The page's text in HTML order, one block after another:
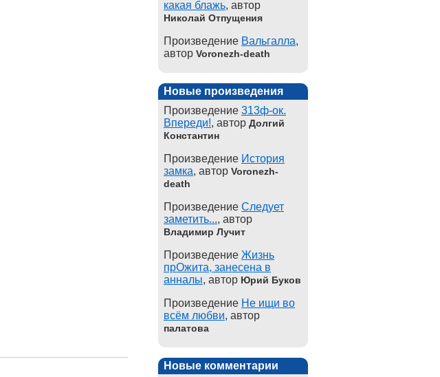
какая блажь, автор
Николай Отпущения
Произведение Вальгалла,
автор Voronezh-death
Новые произведения
Произведение 313ф-ок.
Впереди!, автор Долгий
Константин
Произведение История
замка, автор Voronezh-
death
Произведение Следует
заметить..., автор
Владимир Лучит
Произведение Жизнь
прОжита, занесена в
анналы, автор Юрий Буков
Произведение Не ищи во
всём любви, автор
палатова
Новые комментарии